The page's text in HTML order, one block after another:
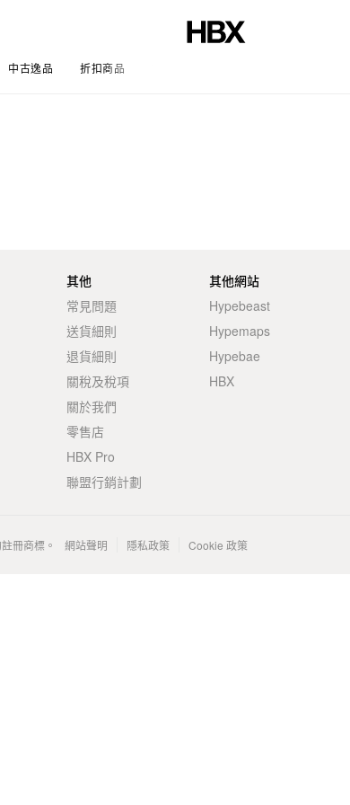
中古逸品 折扣商品
其他
常見問題
送貨細則
退貨細則
關稅及稅項
關於我們
零售店
HBX Pro
聯盟行銷計劃
其他網站
Hypebeast
Hypemaps
Hypebae
HBX
冊商標。 網站聲明 隱私政策 Cookie 政策